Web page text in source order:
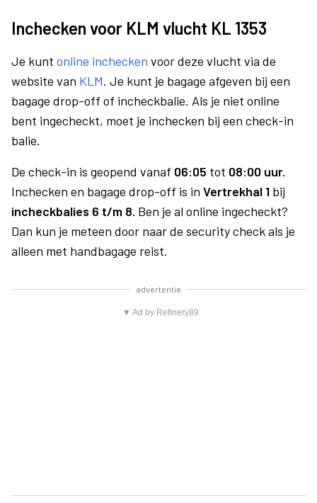
Inchecken voor KLM vlucht KL 1353
Je kunt online inchecken voor deze vlucht via de
website van KLM. Je kunt je bagage afgeven bij een
bagage drop-off of incheckbalie. Als je niet online
bent ingecheckt, moet je inchecken bij een check-in
balie.
De check-in is geopend vanaf 06:05 tot 08:00 uur.
Inchecken en bagage drop-off is in Vertrekhal 1 bij
incheckbalies 6 t/m 8. Ben je al online ingecheckt?
Dan kun je meteen door naar de security check als je
alleen met handbagage reist.
advertentie
▼ Ad by Refinery89